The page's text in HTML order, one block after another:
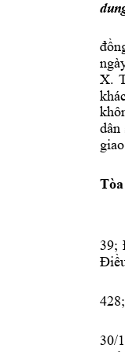
dun
X.
dân
39;
Đi
428
30/